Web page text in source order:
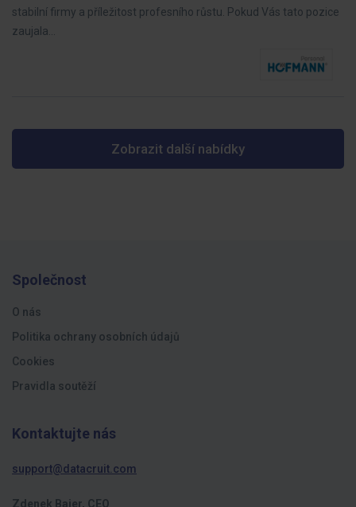
stabilní firmy a příležitost profesního růstu. Pokud Vás tato pozice
zaujala…
Zobrazit další nabídky
Společnost
O nás
Politika ochrany osobních údajů
Cookies
Pravidla soutěží
Kontaktujte nás
support@datacruit.com
Zdenek Bajer, CEO